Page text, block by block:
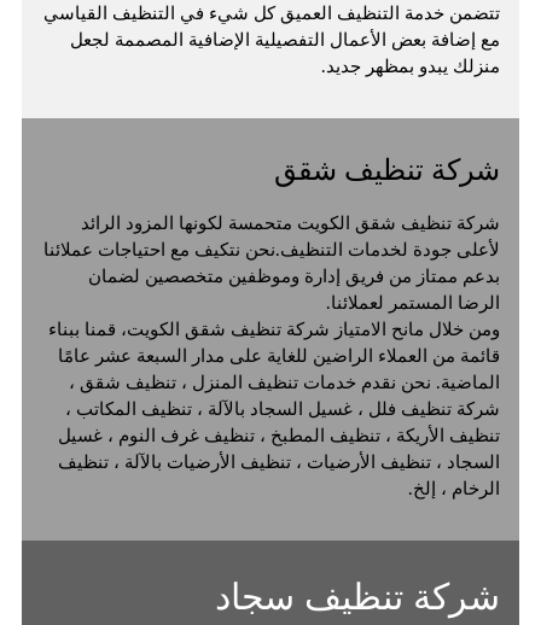
تتضمنخدمة التنظيف العميقكل شيء في التنظيف القياسي
مع إضافة بعض الأعمال التفصيلية الإضافية المصممة لجعل
منزلك يبدو بمظهر جديد.
شركة تنظيف شقق
شركة تنظيف شقق الكويت متحمسة لكونها المزود الرائد
لأعلى جودة لخدمات التنظيف.نحن نتكيف مع احتياجات عملائنا
بدعم ممتاز من فريق إدارة وموظفين متخصصين لضمان
الرضا المستمر لعملائنا.
ومن خلال مانح الامتياز شركة تنظيف شقق الكويت، قمنا ببناء
قائمة من العملاء الراضين للغاية على مدار السبعة عشر عامًا
الماضية. نحن نقدم خدمات تنظيف المنزل ، تنظيف شقق ،
شركة تنظيف فلل ، غسيل السجاد بالآلة ، تنظيف المكاتب ،
تنظيف الأريكة ، تنظيف المطبخ ، تنظيف غرف النوم ، غسيل
السجاد ، تنظيف الأرضيات ، تنظيف الأرضيات بالآلة ، تنظيف
الرخام ، إلخ.
شركة تنظيف سجاد